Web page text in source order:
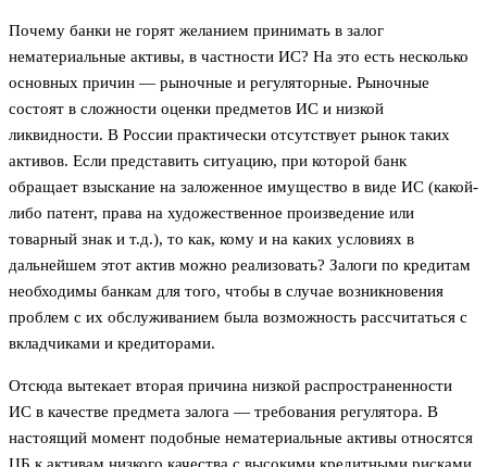
Почему банки не горят желанием принимать в залог
нематериальные активы, в частности ИС? На это есть несколько
основных причин — рыночные и регуляторные. Рыночные
состоят в сложности оценки предметов ИС и низкой
ликвидности. В России практически отсутствует рынок таких
активов. Если представить ситуацию, при которой банк
обращает взыскание на заложенное имущество в виде ИС (какой-
либо патент, права на художественное произведение или
товарный знак и т.д.), то как, кому и на каких условиях в
дальнейшем этот актив можно реализовать? Залоги по кредитам
необходимы банкам для того, чтобы в случае возникновения
проблем с их обслуживанием была возможность рассчитаться с
вкладчиками и кредиторами.
Отсюда вытекает вторая причина низкой распространенности
ИС в качестве предмета залога — требования регулятора. В
настоящий момент подобные нематериальные активы относятся
ЦБ к активам низкого качества с высокими кредитными рисками.